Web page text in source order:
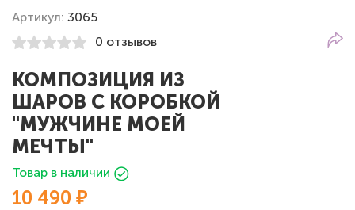
Артикул: 3065
0 отзывов
КОМПОЗИЦИЯ ИЗ
ШАРОВ С КОРОБКОЙ
"МУЖЧИНЕ МОЕЙ
МЕЧТЫ"
Товар в наличии
10 490 ₽